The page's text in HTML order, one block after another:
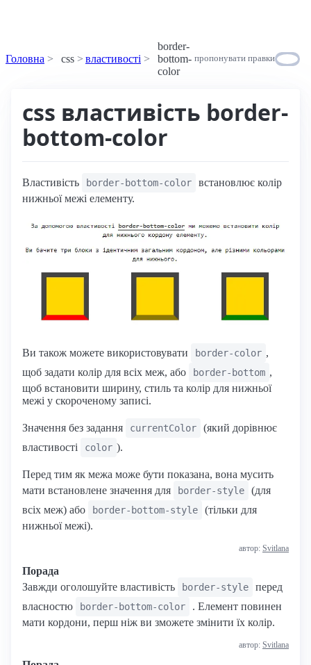
Головна css властивості
border-
bottom-
color
пропонувати правки
css властивість border-
bottom-color
Властивість border-bottom-color
встановлює колір
нижньої межі елементу.
Ви також можете використовувати border-color ,
щоб задати колір для всіх меж, або
border-bottom ,
щоб встановити ширину, стиль та колір для нижньої
межі у скороченому записі.
Значення без задання currentColor
(який дорівнює
властивості
color ).
Перед тим як межа може бути показана, вона мусить
мати встановлене значення для
border-style
(для
всіх меж) або
border-bottom-style
(тільки для
нижньої межі).
автор: Svitlana
Порада
Завжди оголошуйте властивість
border-style
перед
власностю
border-bottom-color
. Елемент повинен
мати кордони, перш ніж ви зможете змінити їх колір.
автор: Svitlana